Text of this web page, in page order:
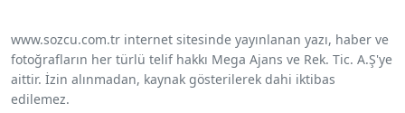
www.sozcu.com.tr internet sitesinde yayınlanan yazı, haber ve
fotoğrafların her türlü telif hakkı Mega Ajans ve Rek. Tic. A.Ş'ye
aittir. İzin alınmadan, kaynak gösterilerek dahi iktibas
edilemez.